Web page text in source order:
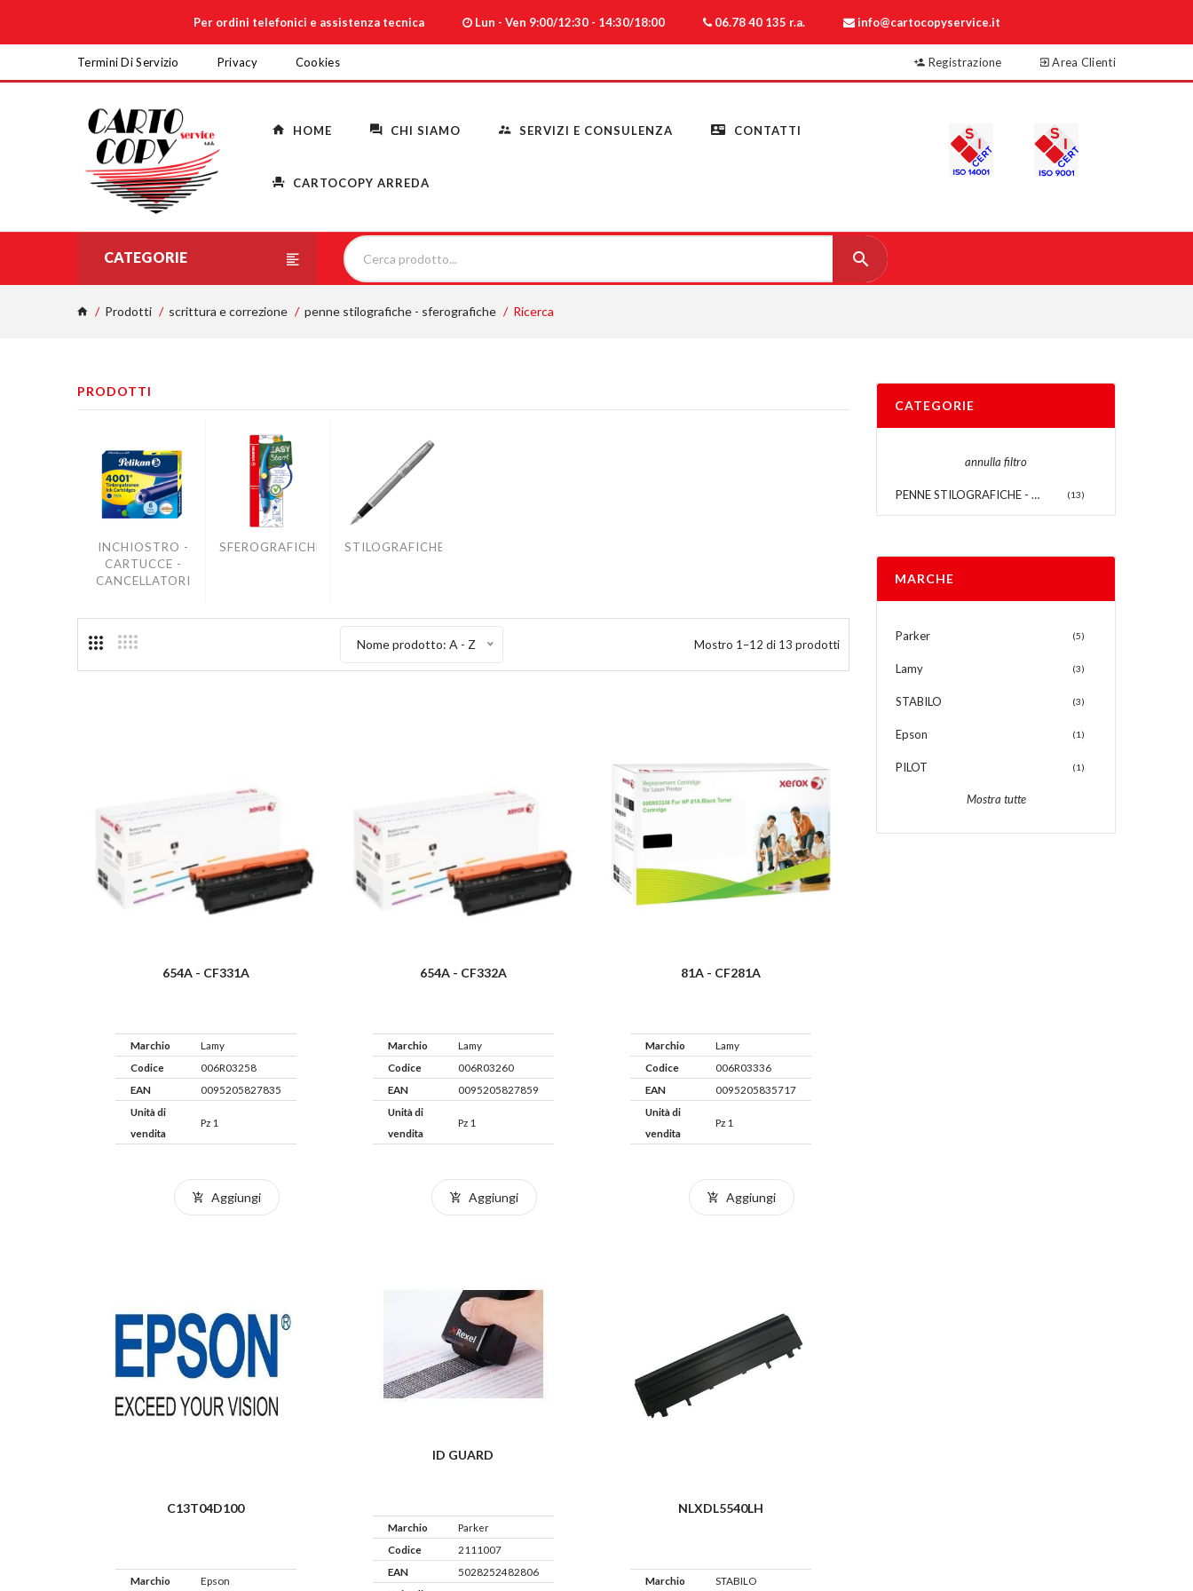
Per ordini telefonici e assistenza tecnica Lun - Ven 9:00/12:30 - 14:30/18:00 06.78 40 135 r.a. info@cartocopyservice.it
Termini Di Servizio Privacy Cookies Registrazione Area Clienti
HOME CHI SIAMO SERVIZI E CONSULENZA CONTATTI
CARTOCOPY ARREDA
CATEGORIE
Prodotti scrittura e correzione penne stilografiche - sferografiche Ricerca
PRODOTTI
INCHIOSTRO -
CARTUCCE -
CANCELLATORI
SFEROGRAFICHE STILOGRAFICHE
Nome prodotto: A - Z Mostro 1–12 di 13 prodotti
654A - CF331A
Marchio
Lamy
Codice
006R03258
EAN
0095205827835
Unità di
vendita
Pz 1
Aggiungi
654A - CF332A
Marchio
Lamy
Codice
006R03260
EAN
0095205827859
Unità di
vendita
Pz 1
Aggiungi
81A - CF281A
Marchio
Lamy
Codice
006R03336
EAN
0095205835717
Unità di
vendita
Pz 1
Aggiungi
C13T04D100
Marchio
Epson
ID GUARD
Marchio
Parker
Codice
2111007
EAN
5028252482806
NLXDL5540LH
Marchio
STABILO
CATEGORIE
annulla filtro
PENNE STILOGRAFICHE - SFEROGRAFICHE (13)
MARCHE
Parker (5)
Lamy (3)
STABILO (3)
Epson (1)
PILOT (1)
Mostra tutte